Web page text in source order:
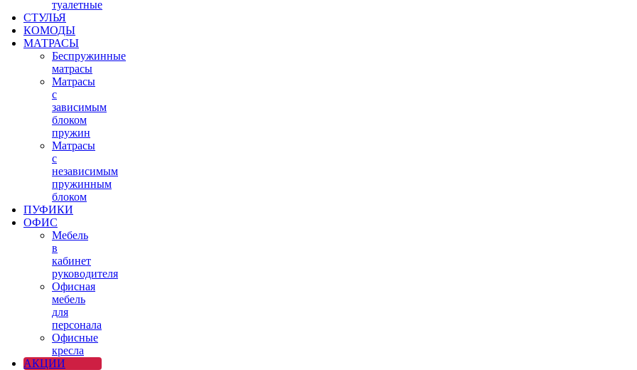
туалетные
СТУЛЬЯ
КОМОДЫ
МАТРАСЫ
Беспружинные
матрасы
Матрасы
с
зависимым
блоком
пружин
Матрасы
с
независимым
пружинным
блоком
ПУФИКИ
ОФИС
Мебель
в
кабинет
руководителя
Офисная
мебель
для
персонала
Офисные
кресла
АКЦИИ